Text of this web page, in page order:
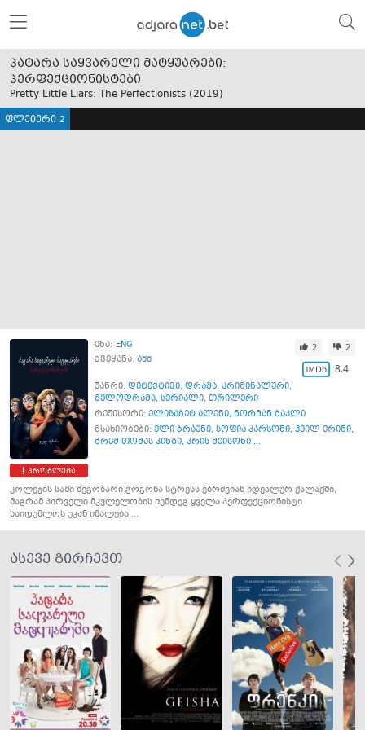
პატარა საყვარელი მატყუარები:
პერფექციონისტები
Pretty Little Liars: The Perfectionists (2019)
ფლეიერი 2
პრობლემა
ენა: ENG
ქვეყანა: აშშ
2 2
8.4
ჟანრი: დეტექტივი, დრამა, კრიმინალური,
მელოდრამა, სერიალი, თრილერი
რეჟისორი: ელიზაბეტ ალენი, ნორმან ბაკლი
მსახიობები: ელი ბრაუნი, სოფია კარსონი, ჰეილ ერინი,
გრემ თომას კინგი, კრის მეისონი ...
კოლეჯის სამი მეგობარი გოგონა სტრესს ებრძვიან იდეალურ ქალაქში,
მაგრამ პირველი მკვლელობის შემდეგ ყველა პერფექციონისტი
საიდუმლოს უკან იმალება ...
ასევე გირჩევთ